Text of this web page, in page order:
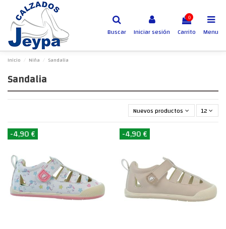
Buscar Iniciar sesión
0
Carrito Menu
Inicio Niña Sandalia
Sandalia
Nuevos productos primero12
-4,90 € -4,90 €